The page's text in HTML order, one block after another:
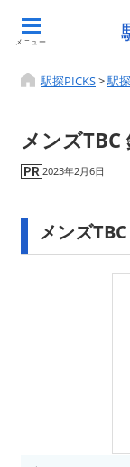
メニュー
駅探PICKS>駅
メンズTBC
2023年2月6日
メンズ